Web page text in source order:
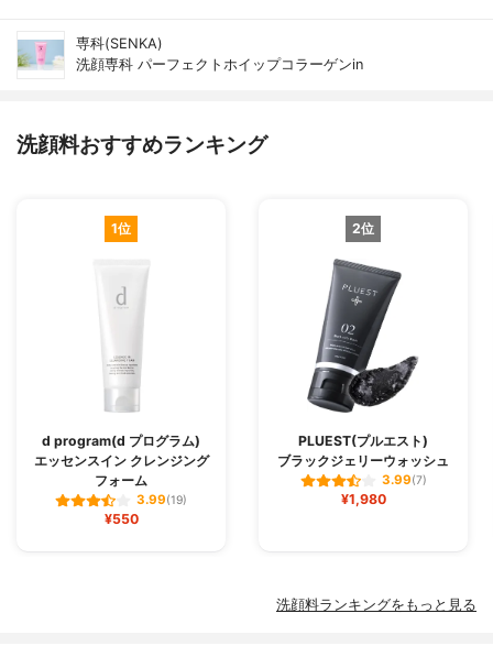
専科(SENKA)
洗顔専科 パーフェクトホイップコラーゲンin
洗顔料おすすめランキング
1位
d program(d プログラム)
エッセンスイン クレンジング
フォーム
3.99(19)
¥550
2位
PLUEST(プルエスト)
ブラックジェリーウォッシュ
3.99(7)
¥1,980
洗顔料ランキングをもっと見る